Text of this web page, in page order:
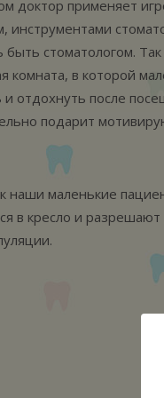
доктор применяет
инструментами
быть стоматологом.
комната, в которой
и отдохнуть после
подарит
наши маленькие
в кресло и